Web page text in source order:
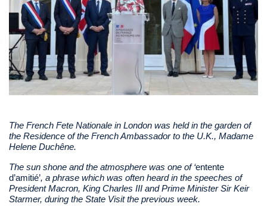
The French Fete Nationale in London was held in the garden of
the Residence of the French Ambassador to the U.K., Madame
Helene Duchêne.
The sun shone and the atmosphere was one of ‘entente
d’amitié’, a phrase which was often heard in the speeches of
President Macron, King Charles III and Prime Minister Sir Keir
Starmer, during the State Visit the previous week.